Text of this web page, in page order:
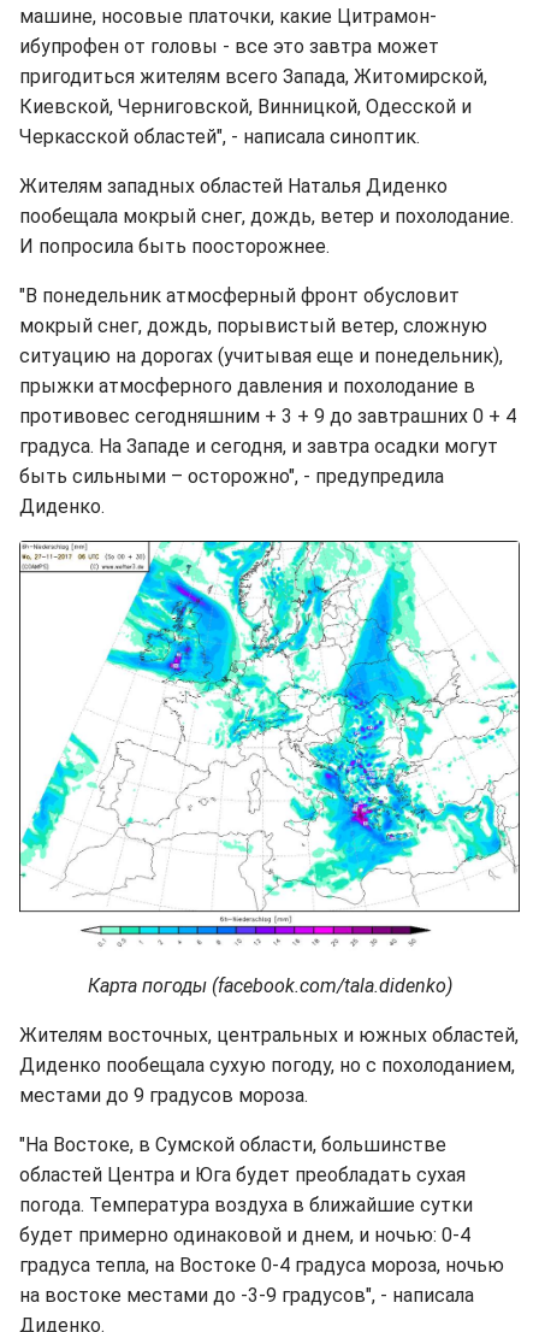
машине, носовые платочки, какие Цитрамон-
ибупрофен от головы - все это завтра может
пригодиться жителям всего Запада, Житомирской,
Киевской, Черниговской, Винницкой, Одесской и
Черкасской областей", - написала синоптик.
Жителям западных областей Наталья Диденко
пообещала мокрый снег, дождь, ветер и похолодание.
И попросила быть поосторожнее.
"В понедельник атмосферный фронт обусловит
мокрый снег, дождь, порывистый ветер, сложную
ситуацию на дорогах (учитывая еще и понедельник),
прыжки атмосферного давления и похолодание в
противовес сегодняшним + 3 + 9 до завтрашних 0 + 4
градуса. На Западе и сегодня, и завтра осадки могут
быть сильными – осторожно", - предупредила
Диденко.
Карта погоды (facebook.com/tala.didenko)
Жителям восточных, центральных и южных областей,
Диденко пообещала сухую погоду, но с похолоданием,
местами до 9 градусов мороза.
"На Востоке, в Сумской области, большинстве
областей Центра и Юга будет преобладать сухая
погода. Температура воздуха в ближайшие сутки
будет примерно одинаковой и днем, и ночью: 0-4
градуса тепла, на Востоке 0-4 градуса мороза, ночью
на востоке местами до -3-9 градусов", - написала
Диденко.